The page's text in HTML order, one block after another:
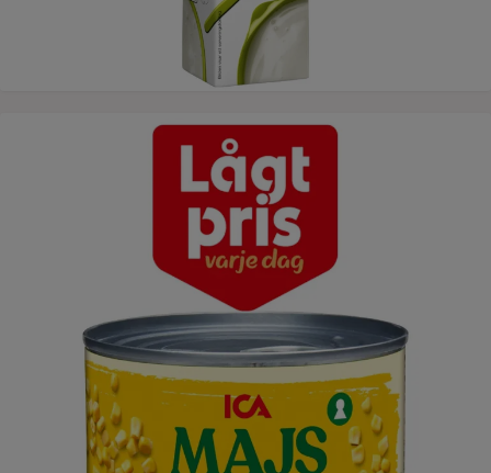
Lågt pris varje dag ICAs majs